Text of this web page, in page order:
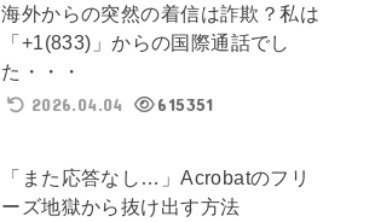
海外からの突然の着信は詐欺？私は
「+1(833)」からの国際通話でし
た・・・
2026.04.04
615351
「また応答なし…」Acrobatのフリ
ーズ地獄から抜け出す方法